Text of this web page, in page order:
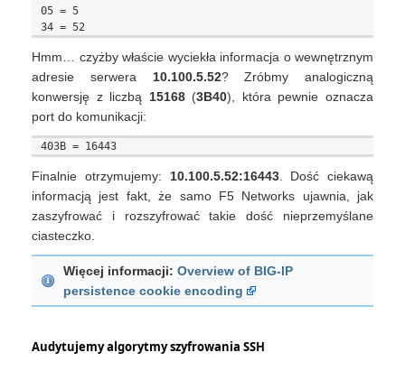
05 = 5
Hmm… czyżby właście wyciekła informacja o wewnętrznym
adresie serwera 10.100.5.52? Zróbmy analogiczną
konwersję z liczbą 15168(3B40), która pewnie oznacza
port do komunikacji:
Finalnie otrzymujemy: 10.100.5.52:16443. Dość ciekawą
informacją jest fakt, że samo F5 Networks ujawnia, jak
zaszyfrować i rozszyfrować takie dość nieprzemyślane
ciasteczko.
Więcej informacji: Overview of BIG-IP
persistence cookie encoding
Audytujemy algorytmy szyfrowania SSH